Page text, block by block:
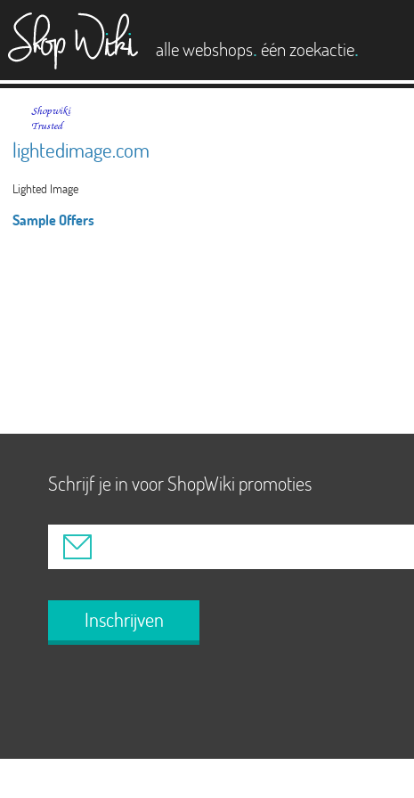
alle webshops. één zoekactie.
lightedimage.com
Lighted Image
Sample Offers
Schrijf je in voor ShopWiki promoties
Inschrijven